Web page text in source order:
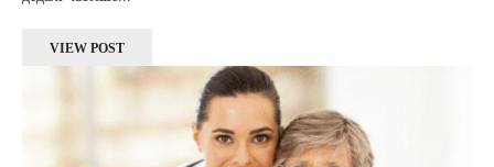
VIEW POST